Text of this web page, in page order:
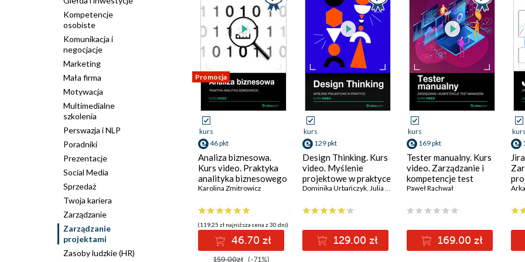
Kompetencje
osobiste
Komunikacja i
negocjacje
Marketing
Mała firma
Motywacja
Multimedialne
szkolenia
Perswazja i NLP
Poradniki
Prezentacje
Social Media
Sprzedaż
Twoja kariera
Zarządzanie
Zarządzanie
projektami
Zasoby ludzkie (HR)
Promocja
kurs
46 pkt
Analiza biznesowa.
Kurs video. Praktyka
analityka biznesowego
Karolina Zmitrowicz
(119,25 zł najniższa cena z 30 dni)
46.70 zł
159.00zł (-71%)
kurs
129 pkt
Design Thinking. Kurs
video. Myślenie
projektowe w praktyce
Dominika Urbańczyk, Julia Klyus
129.00 zł
kurs
169 pkt
Tester manualny. Kurs
video. Zarządzanie i
kompetencje test
managera
Paweł Rachwał
169.00 zł